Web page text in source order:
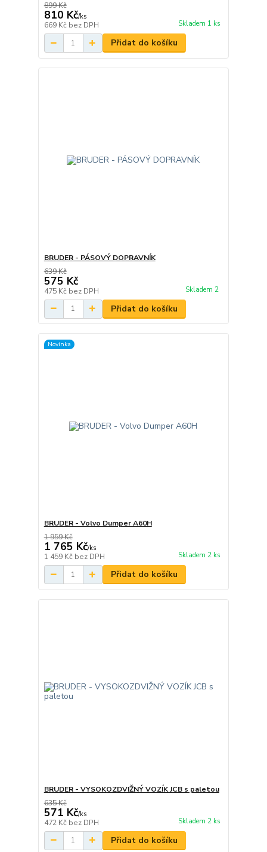
899 Kč
810 Kč/ks
669 Kč bez DPH Skladem 1 ks
Přidat do košíku
BRUDER - PÁSOVÝ DOPRAVNÍK
639 Kč
575 Kč
475 Kč bez DPH Skladem 2
Přidat do košíku
Novinka
BRUDER - Volvo Dumper A60H
1 959 Kč
1 765 Kč/ks
1 459 Kč bez DPH Skladem 2 ks
Přidat do košíku
BRUDER - VYSOKOZDVIŽNÝ VOZÍK JCB s paletou
635 Kč
571 Kč/ks
472 Kč bez DPH Skladem 2 ks
Přidat do košíku